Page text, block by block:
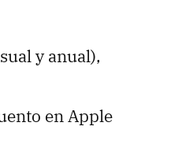
y anual),
en Apple